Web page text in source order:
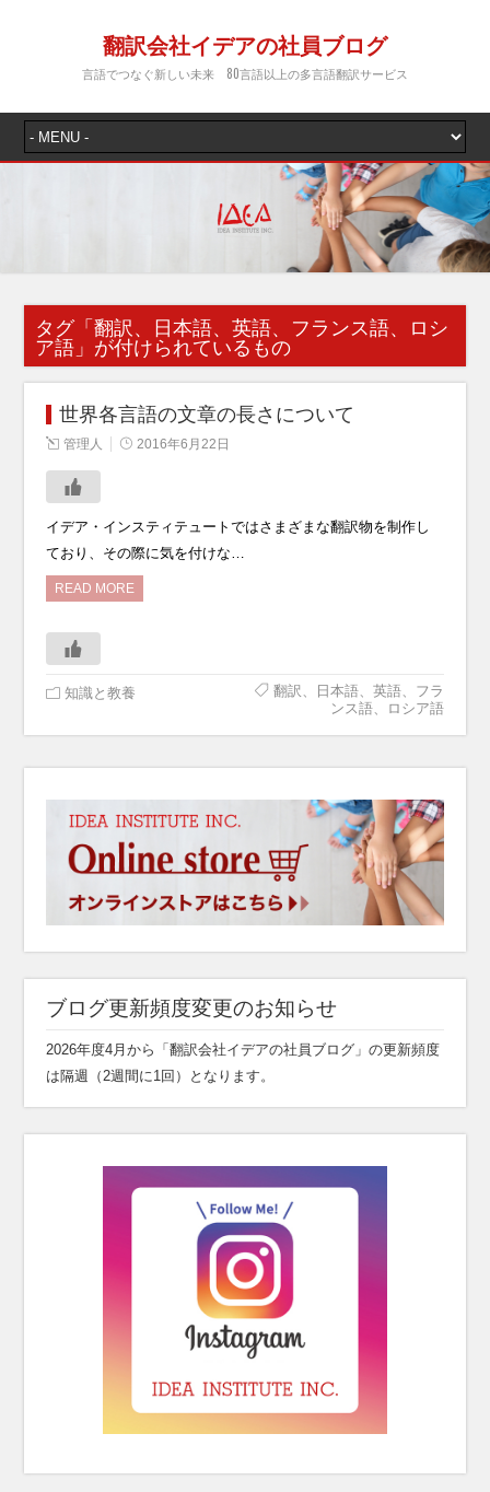
翻訳会社イデアの社員ブログ
言語でつなぐ新しい未来 80言語以上の多言語翻訳サービス
タグ「翻訳、日本語、英語、フランス語、ロシ
ア語 」が付けられているもの
世界各言語の文章の長さについて
管理人 2016年6月22日
イデア・インスティテュートではさまざまな翻訳物を制作し
ており、その際に気を付けな…
READ MORE
知識と教養
翻訳、日本語、英語、フラ
ンス語、ロシア語
ブログ更新頻度変更のお知らせ
2026年度4月から「翻訳会社イデアの社員ブログ」の更新頻度
は隔週（2週間に1回）となります。